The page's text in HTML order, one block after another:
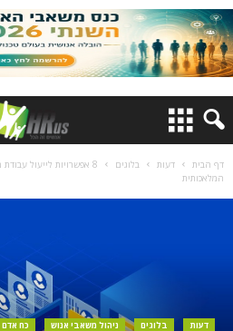
דף הבית דעות בלוגים
8 אפשרויות לייעול
המלאכותית
דעות בלוגים ניהול משאבי אנוש כח אדם